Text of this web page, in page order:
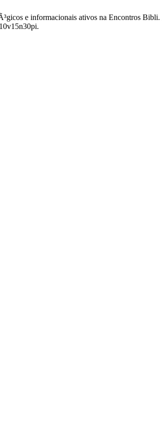
e informacionais ativos na Encontros Bibli.